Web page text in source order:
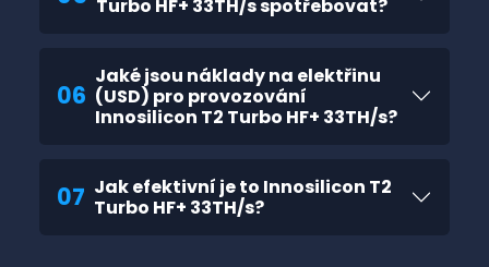
Turbo HF+ 33TH/s spotřebovat?
06
Jaké jsou náklady na elektřinu
(USD) pro provozování
Innosilicon T2 Turbo HF+ 33TH/s?
07 Jak efektivní je to Innosilicon T2
Turbo HF+ 33TH/s?